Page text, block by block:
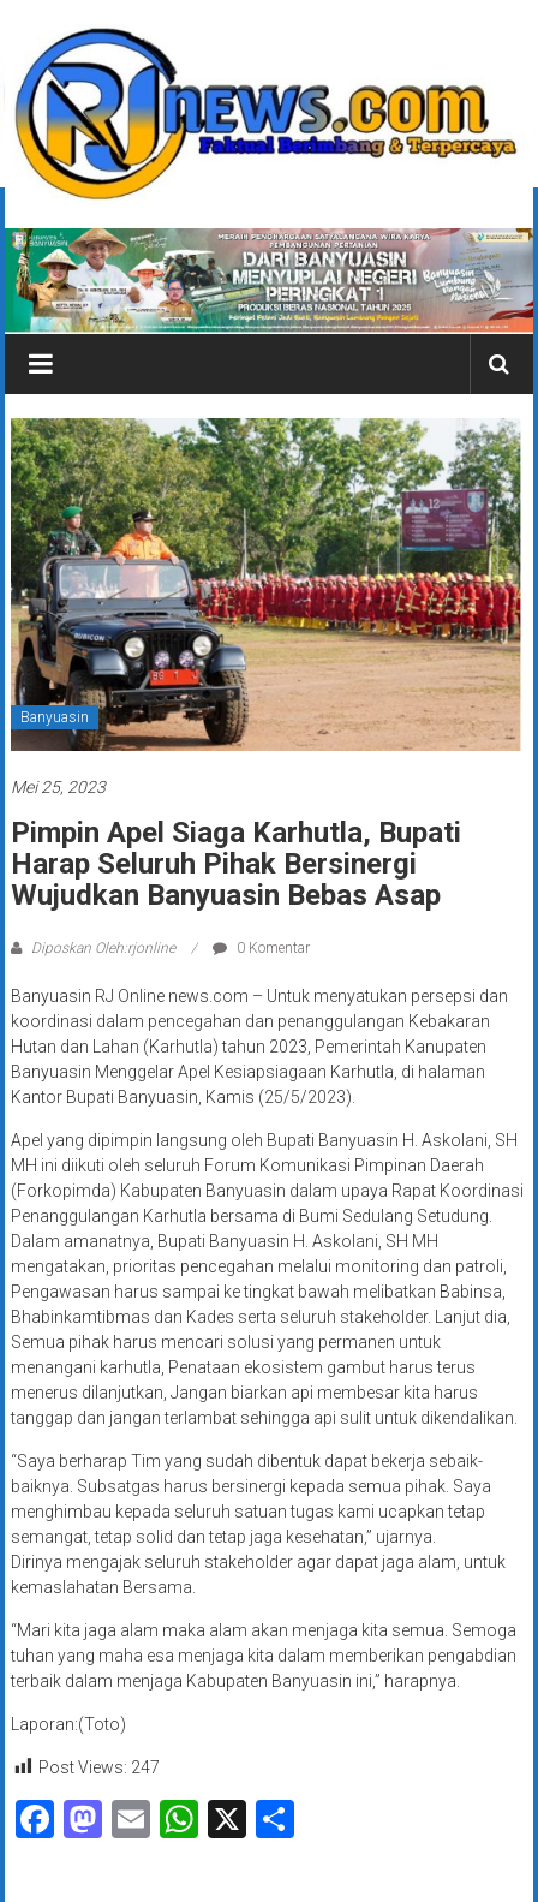
konten
rjonlinenews.com
Faktual
Berimbang
dan
Terpercaya
Banyuasin
Mei 25, 2023
Pimpin Apel Siaga Karhutla, Bupati
Harap Seluruh Pihak Bersinergi
Wujudkan Banyuasin Bebas Asap
Diposkan Oleh:rjonline 0 Komentar
Banyuasin RJ Online news.com – Untuk menyatukan persepsi dan
koordinasi dalam pencegahan dan penanggulangan Kebakaran
Hutan dan Lahan (Karhutla) tahun 2023, Pemerintah Kanupaten
Banyuasin Menggelar Apel Kesiapsiagaan Karhutla, di halaman
Kantor Bupati Banyuasin, Kamis (25/5/2023).
Apel yang dipimpin langsung oleh Bupati Banyuasin H. Askolani, SH
MH ini diikuti oleh seluruh Forum Komunikasi Pimpinan Daerah
(Forkopimda) Kabupaten Banyuasin dalam upaya Rapat Koordinasi
Penanggulangan Karhutla bersama di Bumi Sedulang Setudung.
Dalam amanatnya, Bupati Banyuasin H. Askolani, SH MH
mengatakan, prioritas pencegahan melalui monitoring dan patroli,
Pengawasan harus sampai ke tingkat bawah melibatkan Babinsa,
Bhabinkamtibmas dan Kades serta seluruh stakeholder. Lanjut dia,
Semua pihak harus mencari solusi yang permanen untuk
menangani karhutla, Penataan ekosistem gambut harus terus
menerus dilanjutkan, Jangan biarkan api membesar kita harus
tanggap dan jangan terlambat sehingga api sulit untuk dikendalikan.
“Saya berharap Tim yang sudah dibentuk dapat bekerja sebaik-
baiknya. Subsatgas harus bersinergi kepada semua pihak. Saya
menghimbau kepada seluruh satuan tugas kami ucapkan tetap
semangat, tetap solid dan tetap jaga kesehatan,” ujarnya.
Dirinya mengajak seluruh stakeholder agar dapat jaga alam, untuk
kemaslahatan Bersama.
“Mari kita jaga alam maka alam akan menjaga kita semua. Semoga
tuhan yang maha esa menjaga kita dalam memberikan pengabdian
terbaik dalam menjaga Kabupaten Banyuasin ini,” harapnya.
Laporan:(Toto)
Post Views: 247
Facebook
Mastodon
EmailWhatsApp
X Share